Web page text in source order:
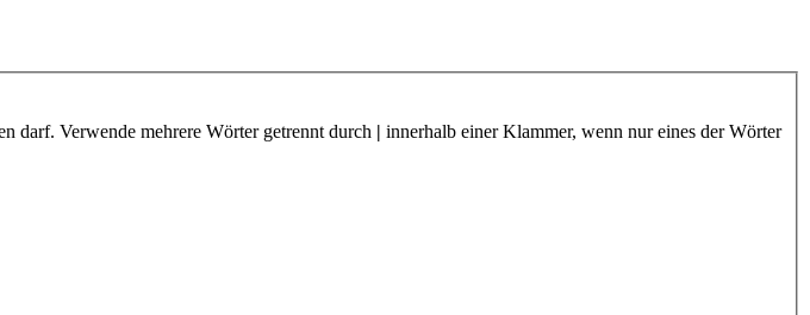
darf. Verwende mehrere Wörter getrennt durch | innerhalb einer Klammer, wenn nur eines der Wörter